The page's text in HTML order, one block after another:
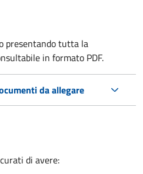
presentando tutta la
in formato PDF.
da allegare
di avere: